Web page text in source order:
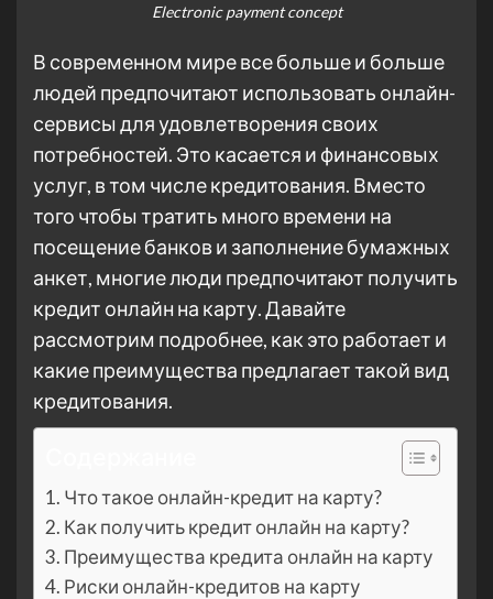
Electronic payment concept
В современном мире все больше и больше
людей предпочитают использовать онлайн-
сервисы для удовлетворения своих
потребностей. Это касается и финансовых
услуг, в том числе кредитования. Вместо
того чтобы тратить много времени на
посещение банков и заполнение бумажных
анкет, многие люди предпочитают получить
кредит онлайн на карту. Давайте
рассмотрим подробнее, как это работает и
какие преимущества предлагает такой вид
кредитования.
Что такое онлайн-кредит на карту?
Как получить кредит онлайн на карту?
Преимущества кредита онлайн на карту
Риски онлайн-кредитов на карту